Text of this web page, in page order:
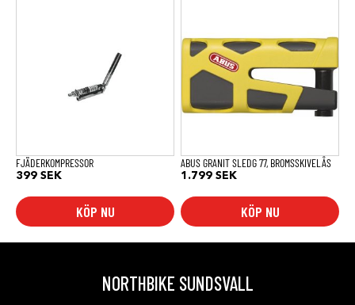
FJÄDERKOMPRESSOR
399 SEK
KÖP NU
ABUS GRANIT SLEDG 77, BROMSSKIVELÅS
1.799 SEK
KÖP NU
NORTHBIKE SUNDSVALL